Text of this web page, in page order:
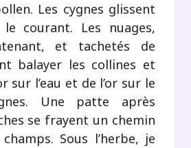
Les cygnes glissent
courant. Les nuages,
et tachetés de
balayer les collines et
sur l’eau et de l’or sur le
Une patte après
se frayent un chemin
Sous l’herbe, je